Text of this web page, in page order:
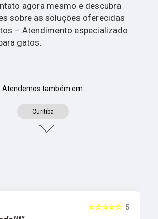
agora mesmo e descubra
sobre as soluções oferecidas
– Atendimento especializado
gatos.
Atendemos também em:
Curitiba
5
☆☆☆☆☆